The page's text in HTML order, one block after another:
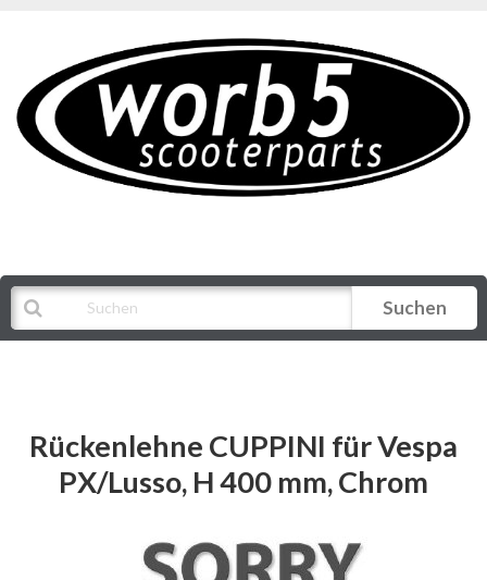
Suchen
Rückenlehne CUPPINI für Vespa
PX/Lusso, H 400 mm, Chrom